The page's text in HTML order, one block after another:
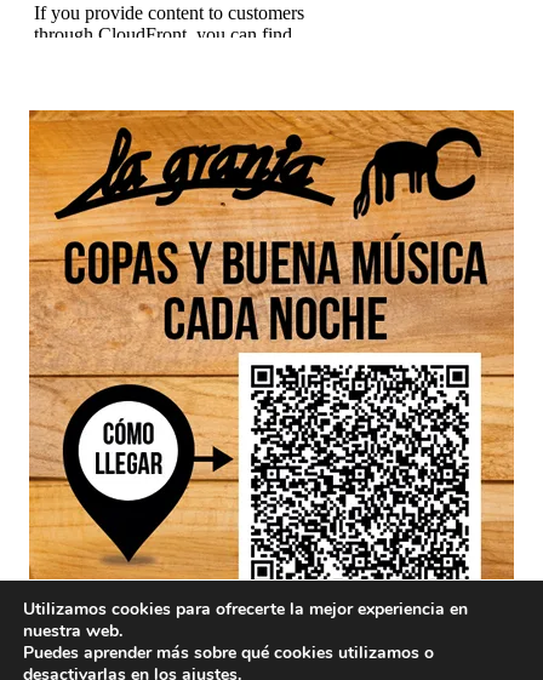
Utilizamos cookies para ofrecerte la mejor experiencia en
nuestra web.
Puedes aprender más sobre qué cookies utilizamos o
desactivarlas en los ajustes.